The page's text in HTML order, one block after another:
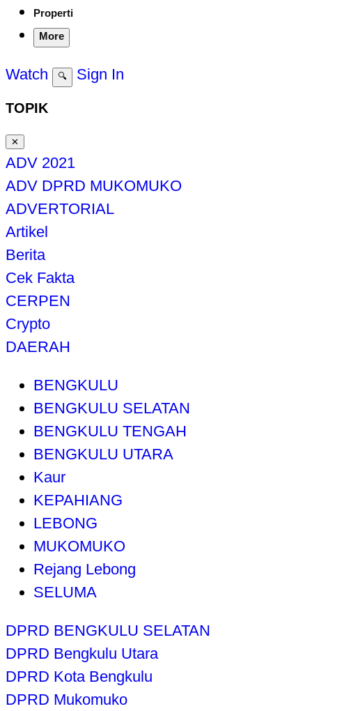
Properti
More
Watch 🔍 Sign In
TOPIK
✕
ADV 2021
ADV DPRD MUKOMUKO
ADVERTORIAL
Artikel
Berita
Cek Fakta
CERPEN
Crypto
DAERAH
BENGKULU
BENGKULU SELATAN
BENGKULU TENGAH
BENGKULU UTARA
Kaur
KEPAHIANG
LEBONG
MUKOMUKO
Rejang Lebong
SELUMA
DPRD BENGKULU SELATAN
DPRD Bengkulu Utara
DPRD Kota Bengkulu
DPRD Mukomuko